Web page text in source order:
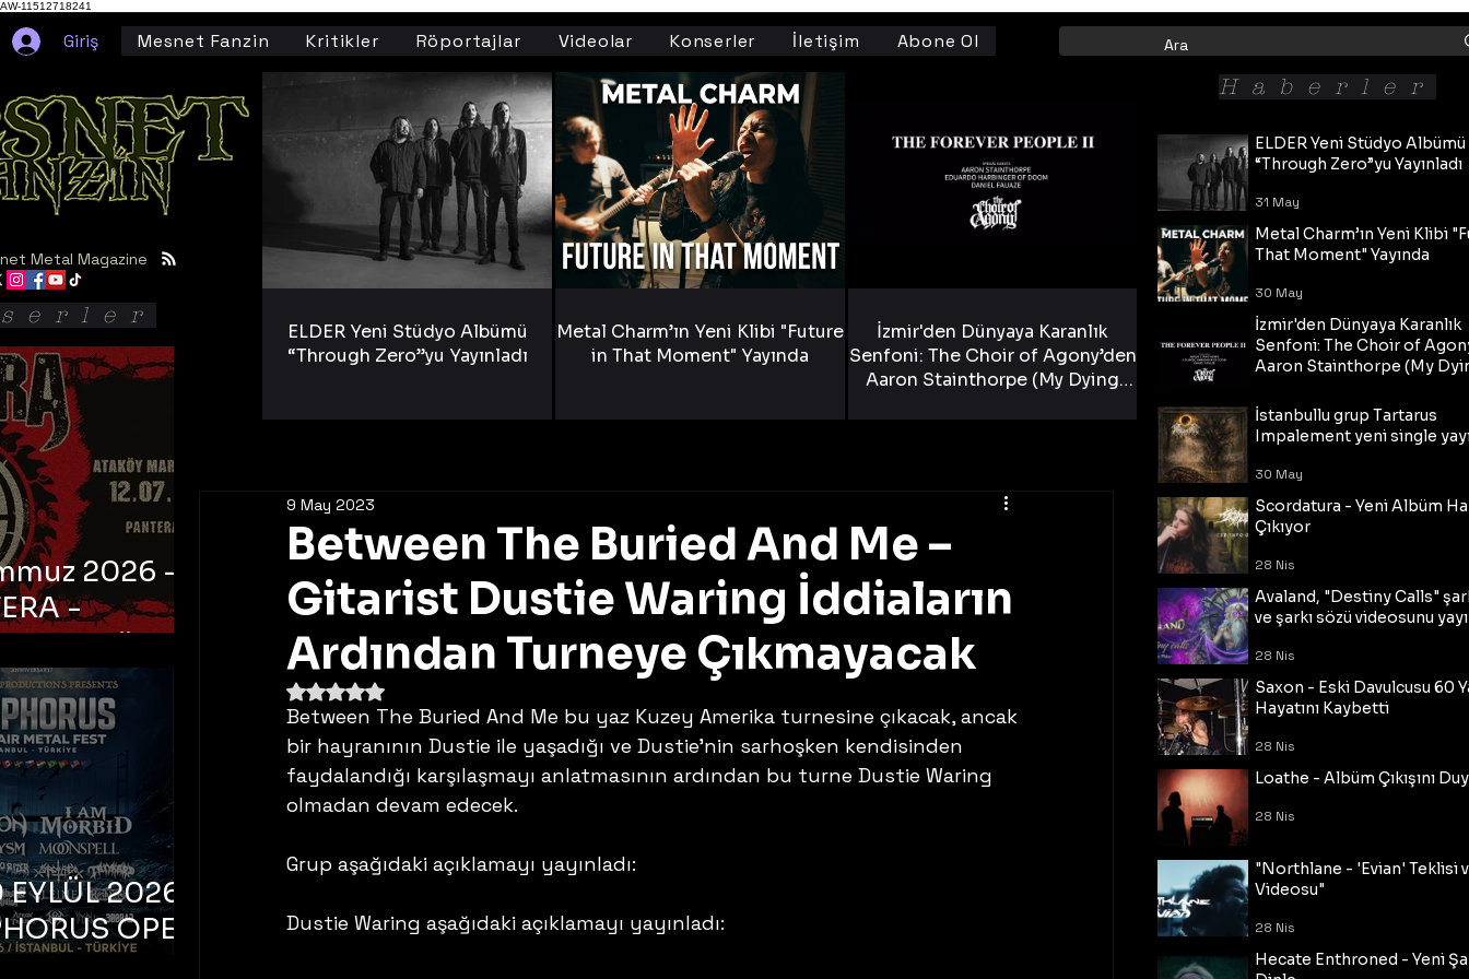
AW-11512718241
Giriş Mesnet Fanzin Kritikler Röportajlar Videolar Konserler İletişim Abone Ol
Between The Buried And Me –
Gitarist Dustie Waring İddiaların
Ardından Turneye Çıkmayacak
9 May 2023
5 üzerinden NaN yıldız
Between The Buried And Me bu yaz Kuzey Amerika turnesine çıkacak, ancak
bir hayranının Dustie ile yaşadığı ve Dustie’nin sarhoşken kendisinden
faydalandığı karşılaşmayı anlatmasının ardından bu turne Dustie Waring
olmadan devam edecek.
Grup aşağıdaki açıklamayı yayınladı:
Dustie Waring aşağıdaki açıklamayı yayınladı:
Metal Magazine
ELDER Yeni Stüdyo Albümü
“Through Zero”yu Yayınladı
Metal Charm’ın Yeni Klibi "Future
in That Moment" Yayında
İzmir'den Dünyaya Karanlık
Senfoni: The Choir of Agony’den
Aaron Stainthorpe (My Dying
2026 -
-
Ataköy
Arena
2026 –
OPEN
FEST
ELDER Yeni Stüdyo Albümü
“Through Zero”yu Yayınladı
31 May
Metal Charm’ın Yeni Klibi
That Moment" Yayında
30 May
İzmir'den Dünyaya Karanlık
Senfoni: The Choir of
Aaron Stainthorpe (My
Tekli!
30 May
İstanbullu grup Tartarus
Impalement yeni single
30 May
Scordatura - Yeni Albüm
Çıkıyor
28 Nis
Avaland, "Destiny Calls"
ve şarkı sözü videosunu
28 Nis
Saxon - Eski Davulcusu 60
Hayatını Kaybetti
28 Nis
Loathe - Albüm Çıkışını
28 Nis
"Northlane - 'Evian' Teklisi
Videosu"
28 Nis
Hecate Enthroned - Yeni
Haberler